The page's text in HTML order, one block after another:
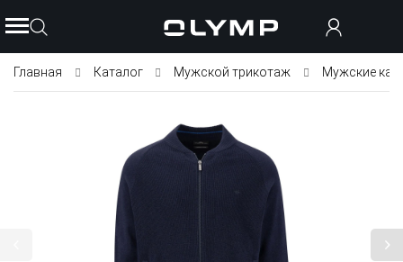
Главная Каталог Мужской трикотаж Мужские